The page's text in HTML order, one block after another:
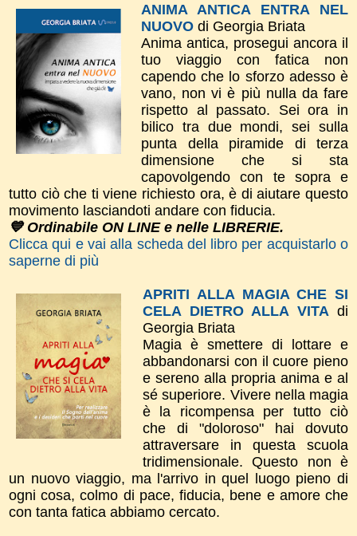
ANIMA ANTICA ENTRA NEL
NUOVO di Georgia Briata
Anima antica, prosegui ancora il
tuo viaggio con fatica non
capendo che lo sforzo adesso è
vano, non vi è più nulla da fare
rispetto al passato. Sei ora in
bilico tra due mondi, sei sulla
punta della piramide di terza
dimensione che si sta
capovolgendo con te sopra e
tutto ciò che ti viene richiesto ora, è di aiutare questo
movimento lasciandoti andare con fiducia.
💙 Ordinabile ON LINE e nelle LIBRERIE.
Clicca qui e vai alla scheda del libro per acquistarlo o
saperne di più
APRITI ALLA MAGIA CHE SI
CELA DIETRO ALLA VITA di
Georgia Briata
Magia è smettere di lottare e
abbandonarsi con il cuore pieno
e sereno alla propria anima e al
sé superiore. Vivere nella magia
è la ricompensa per tutto ciò
che di "doloroso" hai dovuto
attraversare in questa scuola
tridimensionale. Questo non è
un nuovo viaggio, ma l'arrivo in quel luogo pieno di
ogni cosa, colmo di pace, fiducia, bene e amore che
con tanta fatica abbiamo cercato.